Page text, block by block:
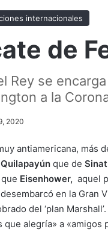
internacionales
de
Rey se
a la
2020
antiamericana, más
Quilapayún que de
Eisenhower, aquel
en la Gran
del ‘plan Marshall’.
alegría» a «amigos